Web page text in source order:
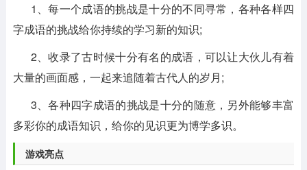
1、每一个成语的挑战是十分的不同寻常，各种各样四
字成语的挑战给你持续的学习新的知识;
2、收录了古时候十分有名的成语，可以让大伙儿有着
大量的画面感，一起来追随着古代人的岁月;
3、各种四字成语的挑战是十分的随意，另外能够丰富
多彩你的成语知识，给你的见识更为博学多识。
游戏亮点